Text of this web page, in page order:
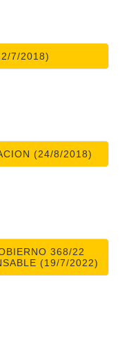
7/2018)
(24/8/2018)
368/22
(19/7/2022)